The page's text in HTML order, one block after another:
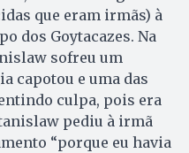
que eram irmãs) à
dos Goytacazes. Na
sofreu um
capotou e uma das
culpa, pois era
pediu à irmã
“porque eu havia